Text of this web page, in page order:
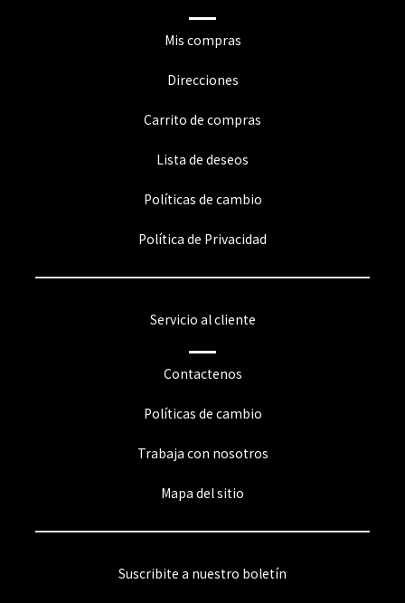
Mis compras
Direcciones
Carrito de compras
Lista de deseos
Políticas de cambio
Política de Privacidad
Servicio al cliente
Contactenos
Políticas de cambio
Trabaja con nosotros
Mapa del sitio
Suscribite a nuestro boletín